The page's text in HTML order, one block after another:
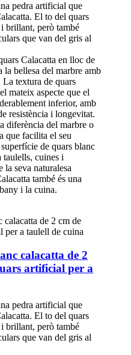
pedra artificial que
El to del quars
brillant, però també
que van del gris al
Calacatta en lloc de
la bellesa del marbre amb
textura de quars
mateix aspecte que el
inferior, amb
resistència i longevitat.
diferència del marbre o
que facilita el seu
de quars blanc
taulells, cuines i
la seva naturalesa
també és una
i la cuina.
calacatta de 2
artificial per a
pedra artificial que
El to del quars
brillant, però també
que van del gris al